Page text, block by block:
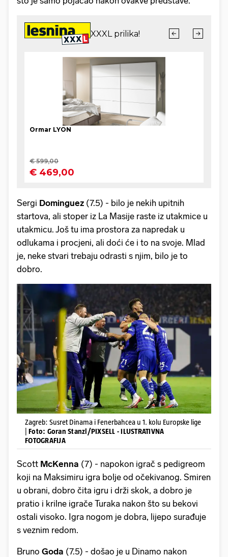
Sergi Dominguez (7.5) - bilo je nekih upitnih
startova, ali stoper iz La Masije raste iz utakmice u
utakmicu. Još tu ima prostora za napredak u
odlukama i procjeni, ali doći će i to na svoje. Mlad
je, neke stvari trebaju odrasti s njim, bilo je to
dobro.
Zagreb: Susret Dinama i Fenerbahcea u 1. kolu Europske lige
Foto: Goran Stanzl/PIXSELL - ILUSTRATIVNA
FOTOGRAFIJA
Scott McKenna (7) - napokon igrač s pedigreom
koji na Maksimiru igra bolje od očekivanog. Smiren
u obrani, dobro čita igru i drži skok, a dobro je
pratio i krilne igrače Turaka nakon što su bekovi
ostali visoko. Igra nogom je dobra, lijepo surađuje
s veznim redom.
Bruno Goda (7.5) - došao je u Dinamo nakon